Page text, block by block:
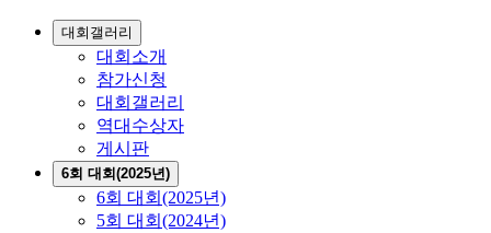
대회갤러리
대회소개
참가신청
대회갤러리
역대수상자
게시판
6회 대회(2025년)
6회 대회(2025년)
5회 대회(2024년)